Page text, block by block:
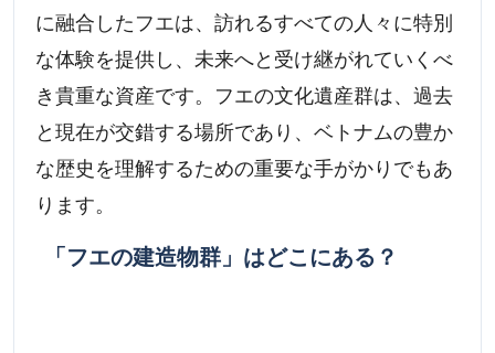
に融合したフエは、訪れるすべての人々に特別
な体験を提供し、未来へと受け継がれていくべ
き貴重な資産です。フエの文化遺産群は、過去
と現在が交錯する場所であり、ベトナムの豊か
な歴史を理解するための重要な手がかりでもあ
ります。
「フエの建造物群」はどこにある？